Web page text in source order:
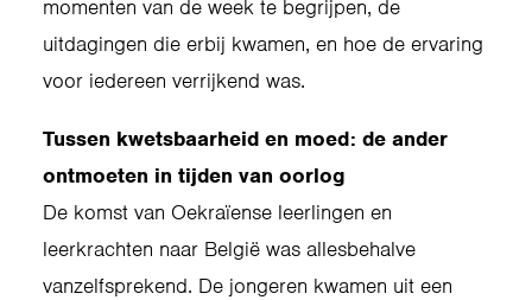
momenten van de week te begrijpen, de
uitdagingen die erbij kwamen, en hoe de ervaring
voor iedereen verrijkend was.
Tussen kwetsbaarheid en moed: de ander
ontmoeten in tijden van oorlog
De komst van Oekraïense leerlingen en
leerkrachten naar België was allesbehalve
vanzelfsprekend. De jongeren kwamen uit een